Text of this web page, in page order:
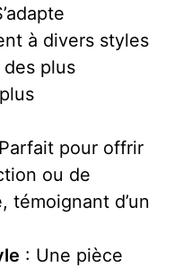
à divers styles
plus
pour offrir
ou de
témoignant d’un
: Une pièce